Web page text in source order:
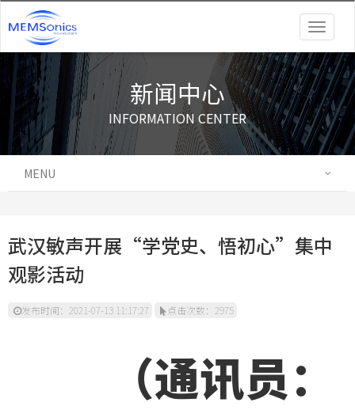
新闻中心
INFORMATION CENTER
MENU
武汉敏声开展“学党史、悟初心”集中
观影活动
发布时间：2021-07-13 11:17:27 点击次数：2975
（通讯员：